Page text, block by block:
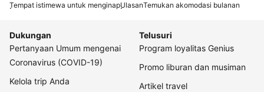
Tempat istimewa untuk menginapUlasanTemukan akomodasi bulanan
Dukungan
Pertanyaan Umum mengenai
Coronavirus (COVID-19)
Kelola trip Anda
Telusuri
Program loyalitas Genius
Promo liburan dan musiman
Artikel travel